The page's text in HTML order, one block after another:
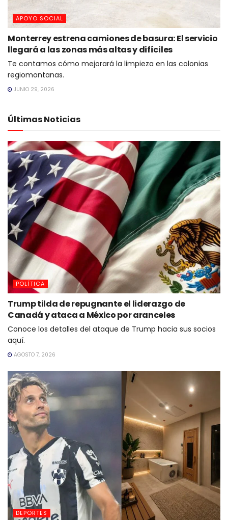
APOYO SOCIAL
Monterrey estrena camiones de basura: El servicio
llegará a las zonas más altas y difíciles
Te contamos cómo mejorará la limpieza en las colonias
regiomontanas.
JUNIO 29, 2026
Últimas Noticias
POLÍTICA
Trump tilda de repugnante el liderazgo de
Canadá y ataca a México por aranceles
Conoce los detalles del ataque de Trump hacia sus socios
aquí.
AGOSTO 7, 2026
DEPORTES